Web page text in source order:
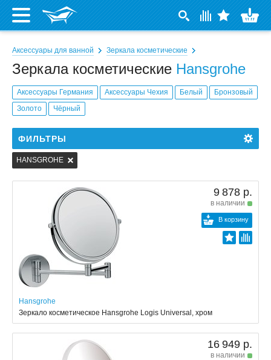
Аксессуары для ванной Зеркала косметические
Зеркала косметические Hansgrohe
Аксессуары Германия Аксессуары Чехия Белый
Бронзовый
Золото
Чёрный
ФИЛЬТРЫ
HANSGROHE
9 878 р.
в наличии
В корзину
Hansgrohe
Зеркало косметическое Hansgrohe Logis Universal, хром
16 949 р.
в наличии